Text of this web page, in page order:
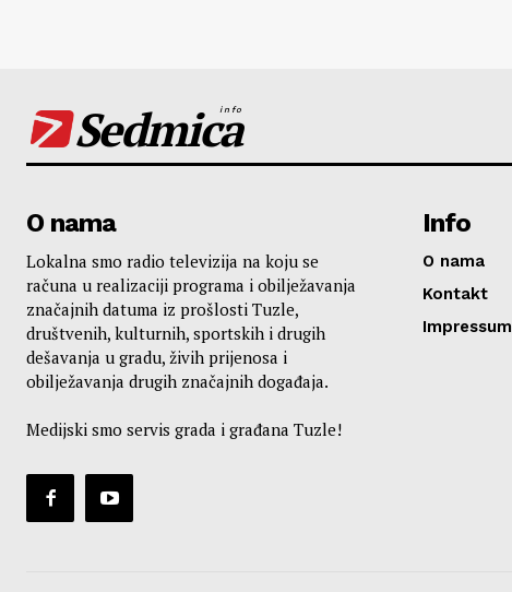
Sedmica
info
O nama
Lokalna smo radio televizija na koju se
računa u realizaciji programa i obilježavanja
značajnih datuma iz prošlosti Tuzle,
društvenih, kulturnih, sportskih i drugih
dešavanja u gradu, živih prijenosa i
obilježavanja drugih značajnih događaja.
Medijski smo servis grada i građana Tuzle!
Info
O nama
Kontakt
Impressum